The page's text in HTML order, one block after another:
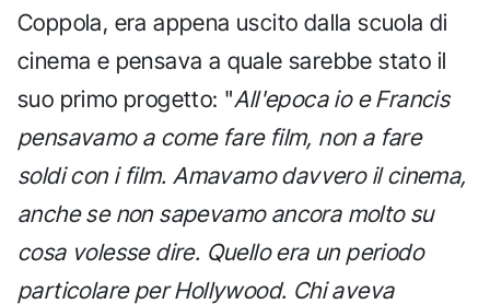
Coppola, era appena uscito dalla scuola di
cinema e pensava a quale sarebbe stato il
suo primo progetto: "All'epoca io e Francis
pensavamo a come fare film, non a fare
soldi con i film. Amavamo davvero il cinema,
anche se non sapevamo ancora molto su
cosa volesse dire. Quello era un periodo
particolare per Hollywood. Chi aveva